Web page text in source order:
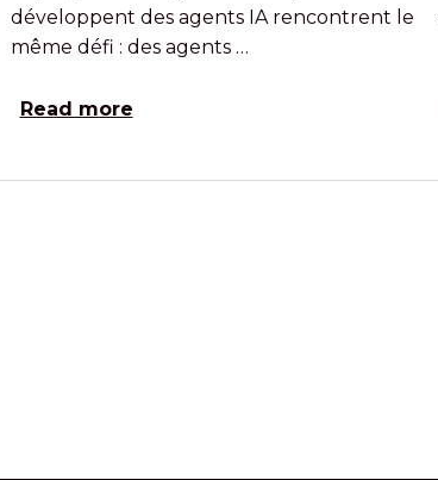
développent des agents IA rencontrent le
même défi : des agents …
Read more